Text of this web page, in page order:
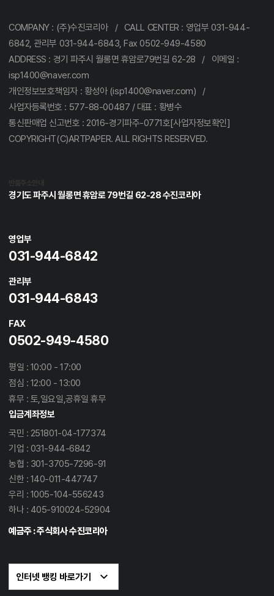
COMPANY : (주)수진코리아 / CALL CENTER : 영업부 031-944-
6842, 관리부 031-944-6843, Fax 0502-949-4580
ADDRESS : 경기 파주시 월롱면 휴암로79번길 62-28 / 이메일 :
isp1400@naver.com
개인정보보호책임자 : 황성아 (isp1400@naver.com) /
사업자등록번호 : 577-88-00487 / 대표 : 황병수
통신판매업 신고번호 : 2016-경기파주-0771호[사업자정보확인]
COPYRIGHT(C)ARTPAPER. ALL RIGHTS RESERVED.
경기도 파주시 월롱면 휴암로 79번길 62-28 수진코리아
영업부
031-944-6842
관리부
031-944-6843
FAX
0502-949-4580
평일 : 10:00 - 17:00
점심 : 12:00 - 13:00
휴무 : 토,일요일,공휴일 휴무
입금계좌정보
국민 : 251801-04-177374
기업 : 031-944-6842
농협 : 301-3705-7296-91
신한 : 140-011-447747
우리 : 1005-104-556243
하나 : 405-910024-52904
예금주 : 주식회사 수진코리아